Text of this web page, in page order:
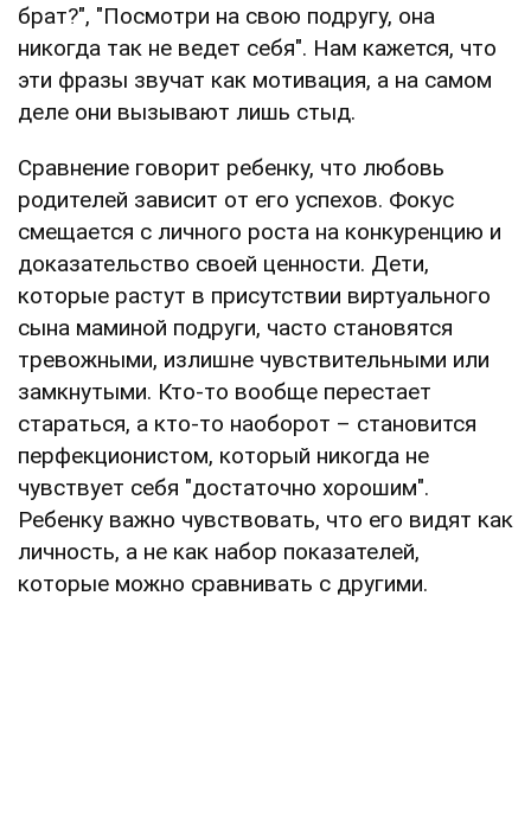
брат?", "Посмотри на свою подругу, она
никогда так не ведет себя". Нам кажется, что
эти фразы звучат как мотивация, а на самом
деле они вызывают лишь стыд.
Сравнение говорит ребенку, что любовь
родителей зависит от его успехов. Фокус
смещается с личного роста на конкуренцию и
доказательство своей ценности. Дети,
которые растут в присутствии виртуального
сына маминой подруги, часто становятся
тревожными, излишне чувствительными или
замкнутыми. Кто-то вообще перестает
стараться, а кто-то наоборот – становится
перфекционистом, который никогда не
чувствует себя "достаточно хорошим".
Ребенку важно чувствовать, что его видят как
личность, а не как набор показателей,
которые можно сравнивать с другими.